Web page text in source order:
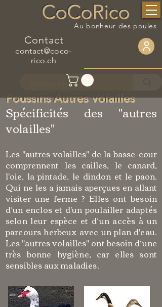
CoCoRico
Au bonheur des poules
Contact
contact@coco-
rico.ch
Poussins Autres Volailles
Spécificités des "autres
volailles"
Les "autres volailles" de la basse-cour
comprennent les cailles, le canard,
l'oie, la pintade, le dindon et le paon.
Qui ne les a jamais aperçues en allant
visiter une ferme ? Elles ont besoin
d’un enclos et d'un poulailler adaptés
selon leur espèce et d’un accès à un
parcours herbeux avec un plan d'eau.
Les "autres volailles" ont besoin d’une
très bonne hygiène, car elles sont
sensibles aux maladies.